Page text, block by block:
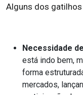
Alguns dos
Necessidade
está indo bem,
forma
mercados,